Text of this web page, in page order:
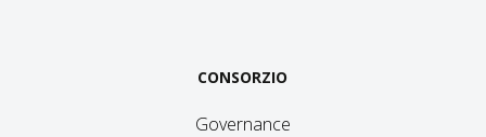
CONSORZIO
Governance